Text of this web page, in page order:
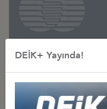
DEİK+ Yayında!